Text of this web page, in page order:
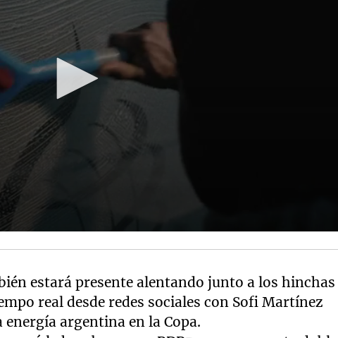
estará presente alentando junto a los hinchas
real desde redes sociales con Sofi Martínez
argentina en la Copa.